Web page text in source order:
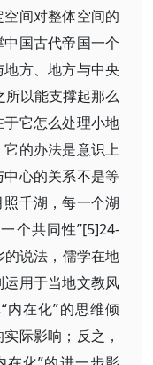
间对整体空间的
国古代帝国一个
方、地方与中央
所以能支撑起那么
它怎么处理小地
的办法是意识上
心的关系不是等
千湖，每一个湖
个共同性”[5]24-
说法，儒学在地
用于当地文教风
内在化”的思维倾
际影响；反之，